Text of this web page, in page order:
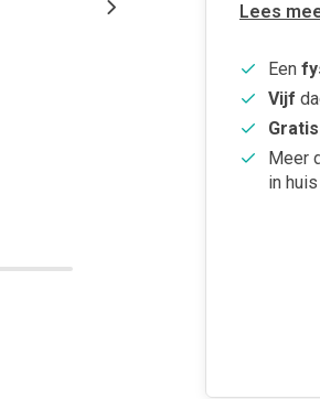
Lees
Een
Vijf
Gratis
Meer
in huis